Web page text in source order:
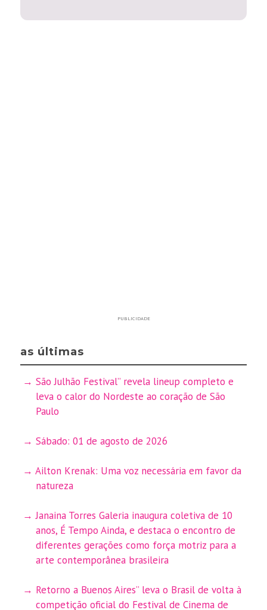
PUBLICIDADE
as últimas
São Julhão Festival” revela lineup completo e
leva o calor do Nordeste ao coração de São
Paulo
Sábado: 01 de agosto de 2026
Ailton Krenak: Uma voz necessária em favor da
natureza
Janaina Torres Galeria inaugura coletiva de 10
anos, É Tempo Ainda, e destaca o encontro de
diferentes gerações como força motriz para a
arte contemporânea brasileira
Retorno a Buenos Aires” leva o Brasil de volta à
competição oficial do Festival de Cinema de